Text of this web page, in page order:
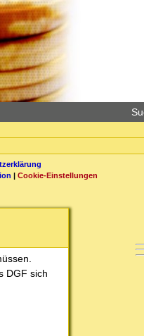
| Cookie-Einstellungen
DGF sich